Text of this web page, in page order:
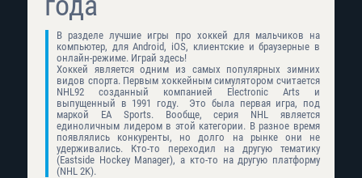
В разделе лучшие игры про хоккей для мальчиков на
компьютер, для Android, iOS, клиентские и браузерные в
онлайн-режиме. Играй здесь!
Хоккей является одним из самых популярных зимних
видов спорта. Первым хоккейным симулятором считается
NHL92 созданный компанией Electronic Arts и
выпущенный в 1991 году. Это была первая игра, под
маркой EA Sports. Вообще, серия NHL является
единоличным лидером в этой категории. В разное время
появлялись конкуренты, но долго на рынке они не
удерживались. Кто-то переходил на другую тематику
(Eastside Hockey Manager), а кто-то на другую платформу
(NHL 2K).